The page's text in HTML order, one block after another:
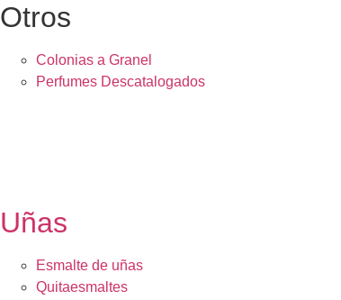
Otros
Colonias a Granel
Perfumes Descatalogados
Uñas
Esmalte de uñas
Quitaesmaltes